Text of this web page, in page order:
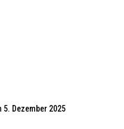
Dezember 2025